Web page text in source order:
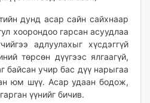
дунд асар сайн сайхнаар
хоорондоо гарсан асуудлаа
адлуулахыг хүсдэггүй
төрсөн дүүгээс ялгаагүй,
байсан учир бас дүү нарыгаа
юм шүү. Асар удаан бодож,
үүнийг бичив.